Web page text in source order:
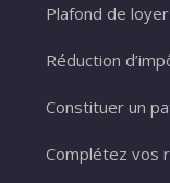
Plafond de loyer
Réduction
Constituer un
Complétez vos